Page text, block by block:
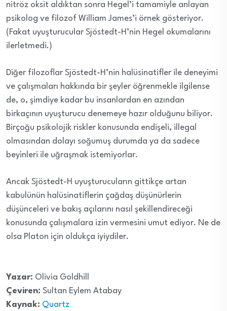
nitröz oksit aldıktan sonra Hegel’i tamamiyle anlayan
psikolog ve filozof William James’i örnek gösteriyor.
(Fakat uyuşturucular Sjöstedt-H’nin Hegel okumalarını
ilerletmedi.)
Diğer filozoflar Sjöstedt-H’nin halüsinatifler ile deneyimi
ve çalışmaları hakkında bir şeyler öğrenmekle ilgilense
de, o, şimdiye kadar bu insanlardan en azından
birkaçının uyuşturucu denemeye hazır olduğunu biliyor.
Birçoğu psikolojik riskler konusunda endişeli, illegal
olmasından dolayı soğumuş durumda ya da sadece
beyinleri ile uğraşmak istemiyorlar.
Ancak Sjöstedt-H uyuşturucuların gittikçe artan
kabulünün halüsinatiflerin çağdaş düşünürlerin
düşünceleri ve bakış açılarını nasıl şekillendireceği
konusunda çalışmalara izin vermesini umut ediyor. Ne de
olsa Platon için oldukça iyiydiler.
Yazar: Olivia Goldhill
Çeviren: Sultan Eylem Atabay
Kaynak: Quartz